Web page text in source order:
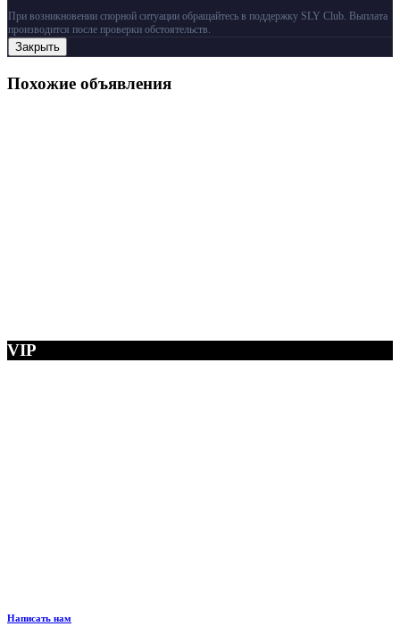
При возникновении спорной ситуации обращайтесь в поддержку SLY Club. Выплата
производится после проверки обстоятельств.
Закрыть
Похожие объявления
VIP
Написать нам